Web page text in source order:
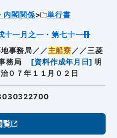
内閣関係
単行書
十一月之一・第七十一冊
事務局／／主船寮／／三菱
務局 [資料作成年月日 ] 明
０７年１１月０２日
覧